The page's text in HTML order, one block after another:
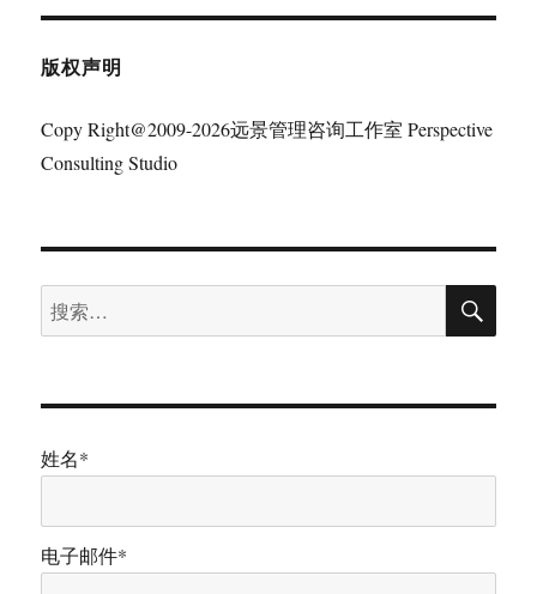
版权声明
Copy Right@2009-2026远景管理咨询工作室 Perspective
Consulting Studio
搜
索：
搜
姓名*
电子邮件*